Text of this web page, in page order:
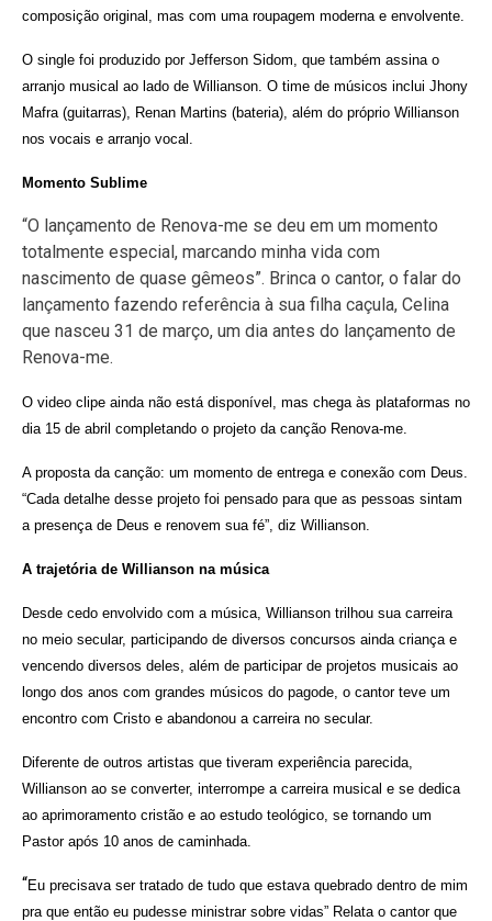
composição original, mas com uma roupagem moderna e envolvente.
O single foi produzido por Jefferson Sidom, que também assina o
arranjo musical ao lado de Willianson. O time de músicos inclui Jhony
Mafra (guitarras), Renan Martins (bateria), além do próprio Willianson
nos vocais e arranjo vocal.
Momento Sublime
“O lançamento de Renova-me se deu em um momento
totalmente especial, marcando minha vida com
nascimento de quase gêmeos”. Brinca o cantor, o falar do
lançamento fazendo referência à sua filha caçula, Celina
que nasceu 31 de março, um dia antes do lançamento de
Renova-me.
O video clipe ainda não está disponível, mas chega às plataformas no
dia 15 de abril completando o projeto da canção Renova-me.
A proposta da canção: um momento de entrega e conexão com Deus.
“Cada detalhe desse projeto foi pensado para que as pessoas sintam
a presença de Deus e renovem sua fé”, diz Willianson.
A trajetória de Willianson na música
Desde cedo envolvido com a música, Willianson trilhou sua carreira
no meio secular, participando de diversos concursos ainda criança e
vencendo diversos deles, além de participar de projetos musicais ao
longo dos anos com grandes músicos do pagode, o cantor teve um
encontro com Cristo e abandonou a carreira no secular.
Diferente de outros artistas que tiveram experiência parecida,
Willianson ao se converter, interrompe a carreira musical e se dedica
ao aprimoramento cristão e ao estudo teológico, se tornando um
Pastor após 10 anos de caminhada.
“Eu precisava ser tratado de tudo que estava quebrado dentro de mim
pra que então eu pudesse ministrar sobre vidas” Relata o cantor que